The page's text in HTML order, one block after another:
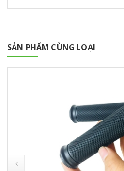
SẢN PHẨM CÙNG LOẠI